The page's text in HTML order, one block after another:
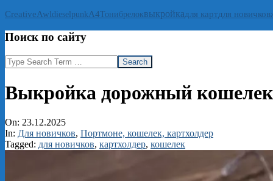
CreativeAwldieselpunk А4Тонибрелоквыкройкадля картдля новичков
Поиск по сайту
Search
Выкройка дорожный
On: 23.12.2025
In: Для новичков, Портмоне, кошелек, картхолдер
Tagged: для новичков, картхолдер, кошелек